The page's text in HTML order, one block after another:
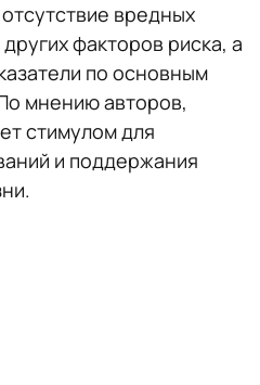
вредных
факторов риска, а
по основным
мнению авторов,
стимулом для
и поддержания